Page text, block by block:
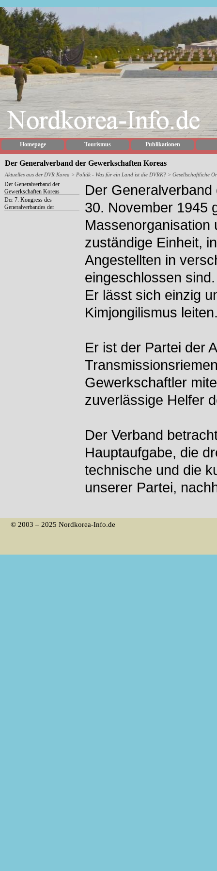
Homepage Tourismus Publikationen
Der Generalverband der Gewerkschaften Koreas
Aktuelles aus der DVR Korea > Politik - Was für ein Land ist die DVRK?> Gesellschaftliche
Der Generalverband der
Gewerkschaften Koreas
Der 7. Kongress des
Generalverbandes der
Der
30. November 1945
Massenorganisation
zuständige Einheit,
Angestellten in
eingeschlossen sind.
Er lässt sich einzig
Kimjongilismus
Er ist der Partei der
Gewerkschaftler
zuverlässige Helfer
Der Verband
Hauptaufgabe, die
technische und die
unserer Partei,
© 2003 – 2025 Nordkorea-Info.de